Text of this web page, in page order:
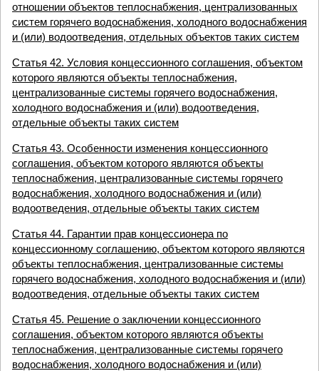
отношении объектов теплоснабжения, централизованных
систем горячего водоснабжения, холодного водоснабжения
и (или) водоотведения, отдельных объектов таких систем
Статья 42. Условия концессионного соглашения, объектом
которого являются объекты теплоснабжения,
централизованные системы горячего водоснабжения,
холодного водоснабжения и (или) водоотведения,
отдельные объекты таких систем
Статья 43. Особенности изменения концессионного
соглашения, объектом которого являются объекты
теплоснабжения, централизованные системы горячего
водоснабжения, холодного водоснабжения и (или)
водоотведения, отдельные объекты таких систем
Статья 44. Гарантии прав концессионера по
концессионному соглашению, объектом которого являются
объекты теплоснабжения, централизованные системы
горячего водоснабжения, холодного водоснабжения и (или)
водоотведения, отдельные объекты таких систем
Статья 45. Решение о заключении концессионного
соглашения, объектом которого являются объекты
теплоснабжения, централизованные системы горячего
водоснабжения, холодного водоснабжения и (или)